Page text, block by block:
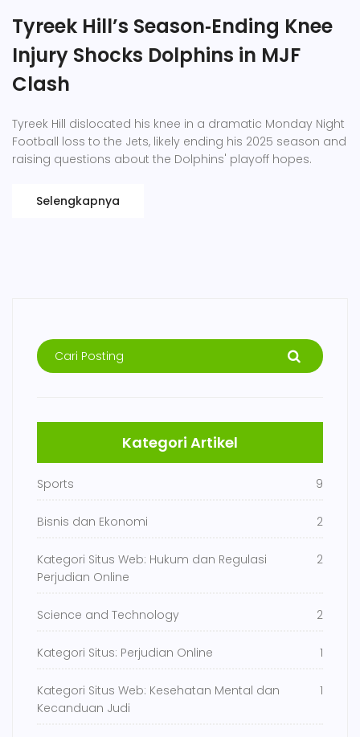
Tyreek Hill’s Season‑Ending Knee
Injury Shocks Dolphins in MJF
Clash
Tyreek Hill dislocated his knee in a dramatic Monday Night
Football loss to the Jets, likely ending his 2025 season and
raising questions about the Dolphins' playoff hopes.
Selengkapnya
Kategori Artikel
Sports 9
Bisnis dan Ekonomi 2
Kategori Situs Web: Hukum dan Regulasi
Perjudian Online
2
Science and Technology 2
Kategori Situs: Perjudian Online 1
Kategori Situs Web: Kesehatan Mental dan
Kecanduan Judi
1